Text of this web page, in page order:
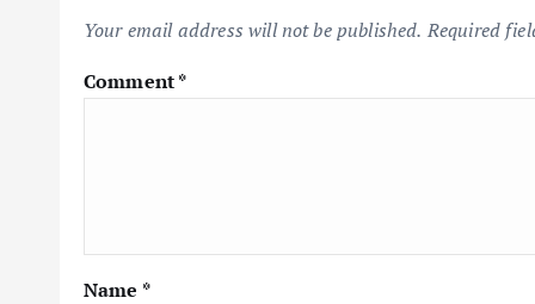
Your email address will not be published. Required
Comment*
Name *